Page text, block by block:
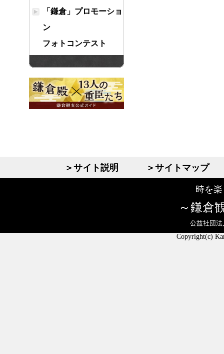
「鎌倉」プロモーショ
ン
フォトコンテスト
＞サイト説明 ＞サイトマップ
時を
鎌倉
公益社団
Copyright(c)